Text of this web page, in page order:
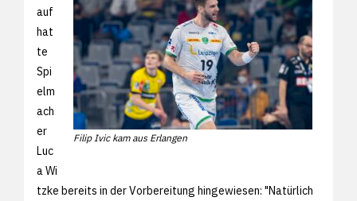
Filip Ivic kam aus Erlangen
auf
hat
te
Spi
elm
ach
er
Luc
a Wi
tzke bereits in der Vorbereitung hingewiesen: "Natürlich